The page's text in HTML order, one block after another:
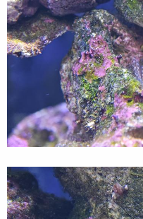
吃的好肥！